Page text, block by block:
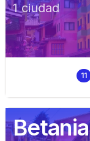
1ciudad
11
Betania